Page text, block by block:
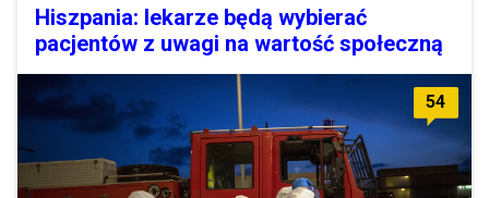
Hiszpania: lekarze będą wybierać
pacjentów z uwagi na wartość społeczną
54